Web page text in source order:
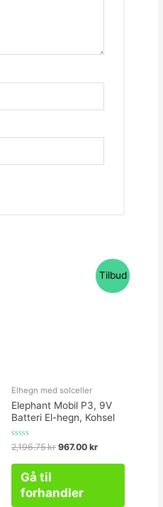
Tilbud
Elhegn med solceller
Elephant Mobil P3, 9V
Batteri El-hegn, Kohsel
Vurderet
0
af
2,196.75kr 967.00 kr
Gå til
forhandler